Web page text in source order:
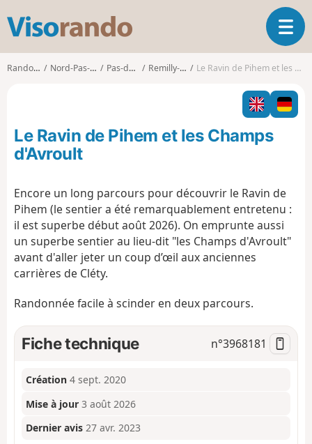
s
o
O
u
i
r
l
i
g
t
Randonnées Nord-Pas-de-Calais Pas-de-Calais Remilly-Wirquin Le Ravin de Pihem et les Champs d'Avroult
Le Ravin de Pihem et les Champs
d'Avroult
Encore un long parcours pour découvrir le Ravin de
Pihem (le sentier a été remarquablement entretenu :
il est superbe début août 2026). On emprunte aussi
un superbe sentier au lieu-dit "les Champs d'Avroult"
avant d'aller jeter un coup d’œil aux anciennes
carrières de Cléty.
Randonnée facile à scinder en deux parcours.
Fiche technique n°3968181
Création 4 sept. 2020
Mise à jour 3 août 2026
Dernier avis 27 avr. 2023